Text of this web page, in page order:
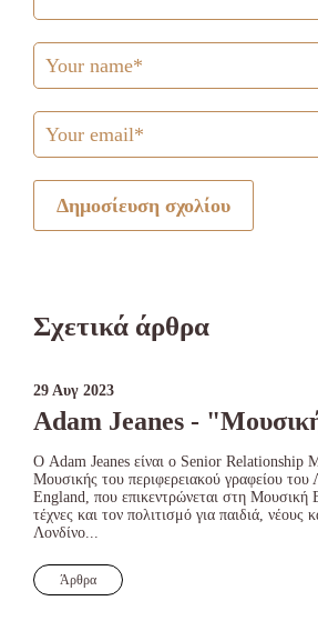
Δημοσίευση σχολίου
Σχετικά άρθρα
29 Αυγ 2023
Adam Jeanes -
Ο Adam Jeanes είναι ο Senior Relationship
Μουσικής του περιφερειακού γραφείου
England, που επικεντρώνεται στη Μουσική
τέχνες και τον πολιτισμό για παιδιά, νέους
Λονδίνο...
Άρθρα